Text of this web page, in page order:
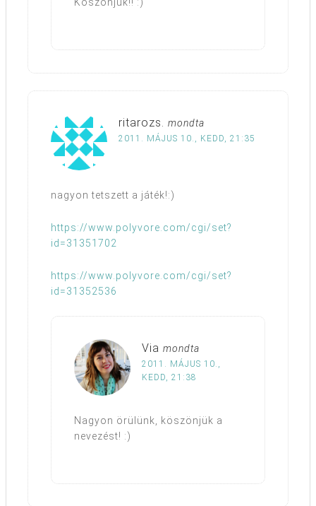
ritarozs. mondta
2011. MÁJUS 10., KEDD, 21:35
nagyon tetszett a játék!:)
https://www.polyvore.com/cgi/set?
id=31351702
https://www.polyvore.com/cgi/set?
id=31352536
Via mondta
2011. MÁJUS 10.,
KEDD, 21:38
Nagyon örülünk, köszönjük a
nevezést! :)